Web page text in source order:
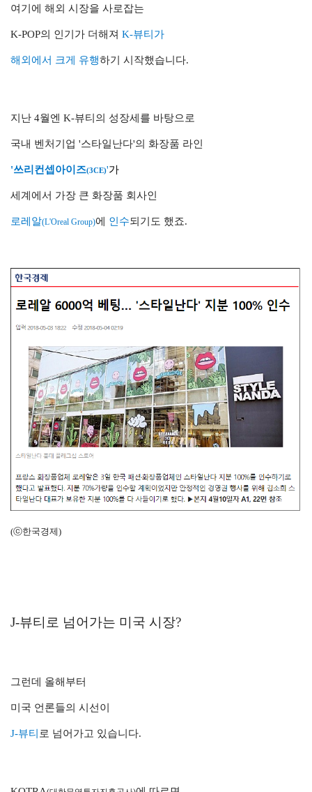
여기에 해외 시장을 사로잡는
K-POP의 인기가 더해져 K-뷰티가
해외에서 크게 유행하기 시작했습니다.
지난 4월엔 K-뷰티의 성장세를 바탕으로
국내 벤처기업 '스타일난다'의 화장품 라인
'쓰리컨셉아이즈(3CE)'가
세계에서 가장 큰 화장품 회사인
로레알(L'Oreal Group)에 인수되기도 했죠.
(ⓒ한국경제)
J-뷰티로 넘어가는 미국 시장?
그런데 올해부터
미국 언론들의 시선이
J-뷰티 로 넘어가고 있습니다.